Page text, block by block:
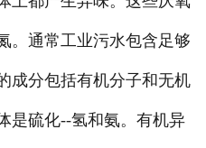
。通常工业污水包含足够
成分包括有机分子和无机
是硫化--氢和氨。有机异